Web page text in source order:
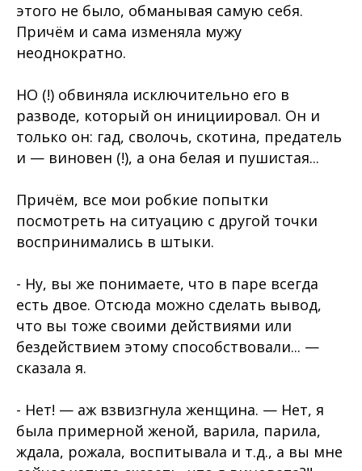
этого не было, обманывая самую себя.
Причём и сама изменяла мужу
неоднократно.
НО (!) обвиняла исключительно его в
разводе, который он инициировал. Он и
только он: гад, сволочь, скотина, предатель
и — виновен (!), а она белая и пушистая...
Причём, все мои робкие попытки
посмотреть на ситуацию с другой точки
воспринимались в штыки.
- Ну, вы же понимаете, что в паре всегда
есть двое. Отсюда можно сделать вывод,
что вы тоже своими действиями или
бездействием этому способствовали... —
сказала я.
- Нет! — аж взвизгнула женщина. — Нет, я
была примерной женой, варила, парила,
ждала, рожала, воспитывала и т.д., а вы мне